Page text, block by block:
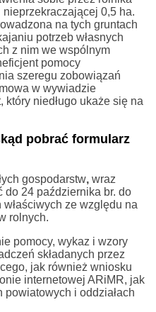
0,5 ha.
na tych gruntach
potrzeb własnych
z nim we wspólnym
pomocy
szeregu zobowiązań
w wywiadzie
niedługo ukaże się na
pobrać formularz
gospodarstw, wraz
do 24 października br. do
ze względu na
rolnych.
pomocy, wykaz i wzory
składanych przez
jak również wniosku
internetowej ARiMR, jak
i oddziałach